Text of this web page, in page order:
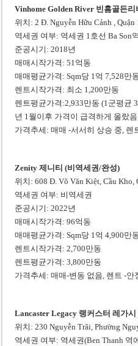
Vinhome Golden River 빈홈골든
위치: 2 Đ. Nguyễn Hữu Cảnh , Quận
역세권 여부: 역세권 1호선 Ba Son
준공시기: 2018년
매매시작가격: 51억동
매매평균가격: Sqm당 1억 7,528만
렌트시작가격: 최소 1,200만동
렌트평균가격:2,933만동 (1군평균
년 1월이후 가격이 급격하게 올랐
가격추세: 매매 -서서히 상승 중, 렌
Zenity 제니티 (비역세권/완성)
위치: 608 Đ. Võ Văn Kiệt, Cầu Kho,
역세권 여부: 비역세권
준공시기: 2022년
매매시작가격: 96억동
매매평균가격: Sqm당 1억 4,900만
렌트시작가격: 2,700만동
렌트평균가격: 3,800만동
가격추세: 매매-변동 없음, 렌트 -안
Lancaster Legacy 랭커스터 레가
위치: 230 Nguyễn Trãi, Phường
역세권 여부: 역세권(Ben Thanh 역